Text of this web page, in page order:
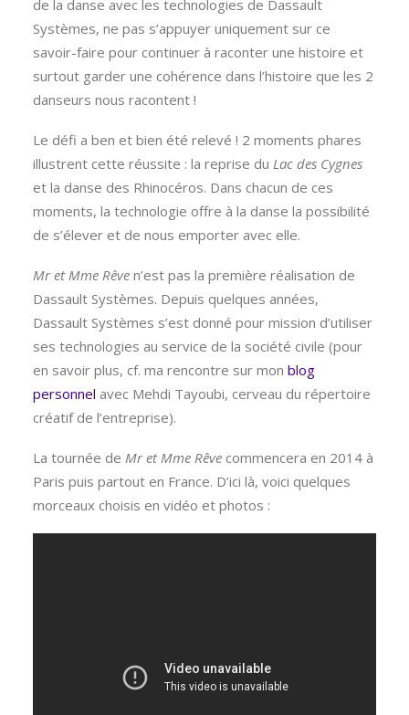
de la danse avec les technologies de Dassault
Systèmes, ne pas s’appuyer uniquement sur ce
savoir-faire pour continuer à raconter une histoire et
surtout garder une cohérence dans l’histoire que les 2
danseurs nous racontent !
Le défi a ben et bien été relevé ! 2 moments phares
illustrent cette réussite : la reprise du Lac des Cygnes
et la danse des Rhinocéros. Dans chacun de ces
moments, la technologie offre à la danse la possibilité
de s’élever et de nous emporter avec elle.
Mr et Mme Rêve n’est pas la première réalisation de
Dassault Systèmes. Depuis quelques années,
Dassault Systèmes s’est donné pour mission d’utiliser
ses technologies au service de la société civile (pour
en savoir plus, cf. ma rencontre sur mon blog
personnel avec Mehdi Tayoubi, cerveau du répertoire
créatif de l’entreprise).
La tournée de Mr et Mme Rêve commencera en 2014 à
Paris puis partout en France. D’ici là, voici quelques
morceaux choisis en vidéo et photos :